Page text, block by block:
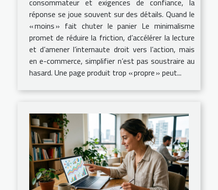
consommateur et exigences de confiance, la
réponse se joue souvent sur des détails. Quand le
« moins » fait chuter le panier Le minimalisme
promet de réduire la friction, d’accélérer la lecture
et d’amener l’internaute droit vers l’action, mais
en e-commerce, simplifier n’est pas soustraire au
hasard. Une page produit trop « propre » peut...